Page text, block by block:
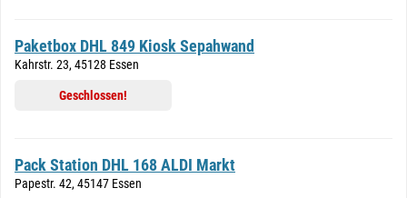
Paketbox DHL 849 Kiosk Sepahwand
Kahrstr. 23, 45128 Essen
Geschlossen!
Pack Station DHL 168 ALDI Markt
Papestr. 42, 45147 Essen